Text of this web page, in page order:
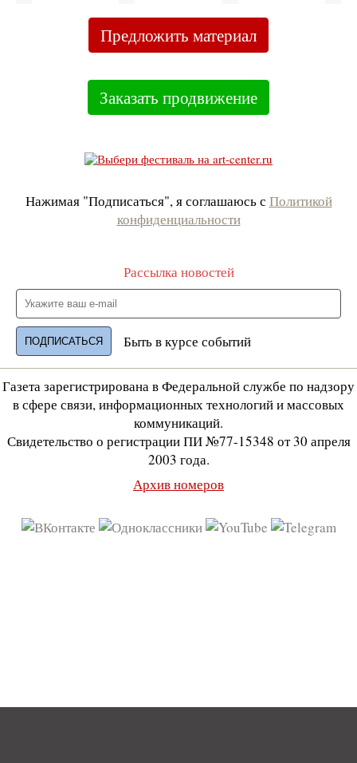
Предложить материал
Заказать продвижение
Нажимая "Подписаться", я соглашаюсь с Политикой
конфиденциальности
Рассылка новостей
Быть в курсе событий
Газета зарегистрирована в Федеральной службе по надзору
в сфере связи, информационных технологий и массовых
коммуникаций.
Свидетельство о регистрации ПИ №77-15348 от 30 апреля
2003 года.
Архив номеров